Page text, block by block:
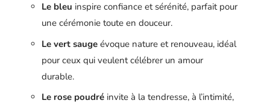
Le bleu inspire confiance et sérénité, parfait pour
une cérémonie toute en douceur.
Le vert sauge évoque nature et renouveau, idéal
pour ceux qui veulent célébrer un amour
durable.
Le rose poudré invite à la tendresse, à l’intimité,